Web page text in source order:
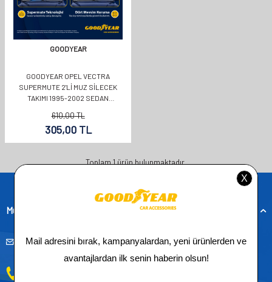
GOODYEAR
GOODYEAR OPEL VECTRA
SUPERMUTE 2'LI MUZ SILECEK
TAKIMI 1995-2002 SEDAN
610,00TL
305,00TL
Toplam1ürün bulunmaktadır.
Müşteri Hizmetleri
musteridestek@goodyearotoaksesuar.com.tr